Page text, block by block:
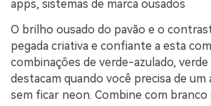
apps, sistemas de marca ousados
O brilho ousado do pavão e o
pegada criativa e confiante a esta
combinações de verde-azulado, verde
destacam quando você precisa de
sem ficar neon. Combine com branco